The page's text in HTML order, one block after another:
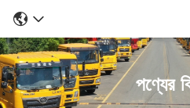
পণ্যের